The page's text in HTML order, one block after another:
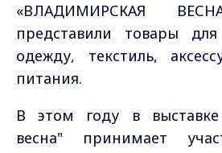
«ВЛАДИМИРСКАЯ
представили товары
одежду, текстиль,
питания.
В этом году в выставке
весна" принимает